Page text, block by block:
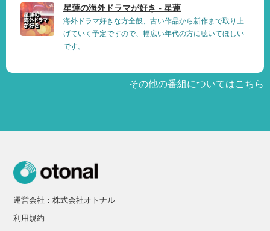
星蓮の海外ドラマが好き - 星蓮
海外ドラマ好きな方全般、古い作品から新作まで取り上
げていく予定ですので、幅広い年代の方に聴いてほしい
です。
その他の番組についてはこちら
運営会社：株式会社オトナル
利用規約